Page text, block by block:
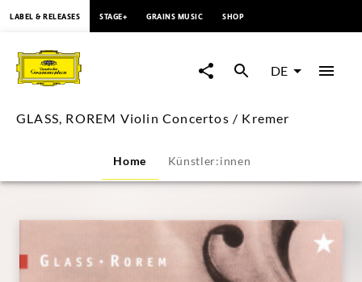
ROREM
Violin
Concertos
/
Kremer
LABEL & RELEASES STAGE+ GRAINS MUSIC SHOP
DE
GLASS, ROREM Violin Concertos / Kremer
Home Künstler:innen